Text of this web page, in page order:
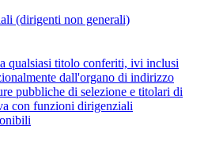
(dirigenti non generali)
qualsiasi titolo conferiti, ivi inclusi
dall'organo di indirizzo
pubbliche di selezione e titolari di
con funzioni dirigenziali